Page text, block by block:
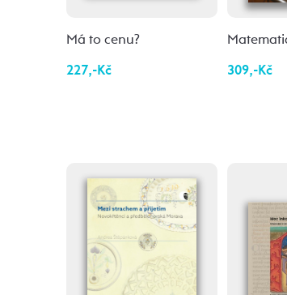
Má to cenu?
227,-Kč 309,-Kč